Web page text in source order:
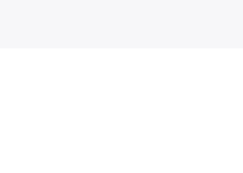
ราคาถูกมาก
ทำSEOขายสินค้า